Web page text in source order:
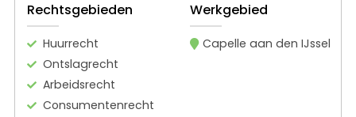
Rechtsgebieden
Huurrecht
Ontslagrecht
Arbeidsrecht
Consumentenrecht
Werkgebied
Capelle aan den IJssel